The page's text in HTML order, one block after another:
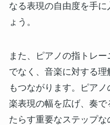
なる表現の自由度を手
ょう。
また、ピアノの指トレ
でなく、音楽に対する
もつながります。ピア
楽表現の幅を広げ、奏
たらす重要なステップな